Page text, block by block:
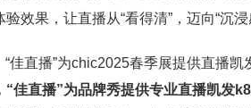
效果，让直播从“看得清”，迈向“沉
“佳直播”为chic2025春季展提供直播
“佳直播”为品牌秀提供专业直播凯发